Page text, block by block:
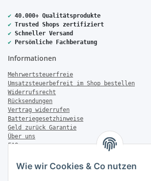
Wie wir Cookies & Co nutzen
✔ 40.000+ Qualitätsprodukte
✔ Trusted Shops zertifiziert
✔ Schneller Versand
✔ Persönliche Fachberatung
Informationen
Mehrwertsteuerfreie
Umsatzsteuerbefreit im Shop bestellen
Widerrufsrecht
Rücksendungen
Vertrag widerrufen
Batteriegesetzhinweise
Geld zurück Garantie
Über uns
FAQ
Zahlung & Versand